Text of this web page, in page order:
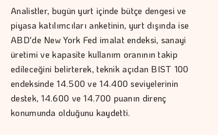
Analistler, bugün yurt içinde bütçe dengesi ve
piyasa katılımcıları anketinin, yurt dışında ise
ABD'de New York Fed imalat endeksi, sanayi
üretimi ve kapasite kullanım oranının takip
edileceğini belirterek, teknik açıdan BIST 100
endeksinde 14.500 ve 14.400 seviyelerinin
destek, 14.600 ve 14.700 puanın direnç
konumunda olduğunu kaydetti.